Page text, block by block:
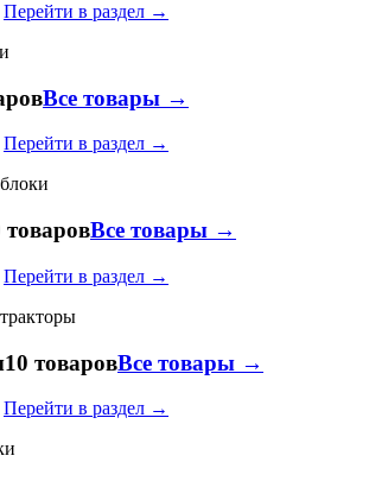
Перейти в раздел →
Все товары →
Перейти в раздел →
товаровВсе товары →
Перейти в раздел →
10 товаровВсе товары →
Перейти в раздел →